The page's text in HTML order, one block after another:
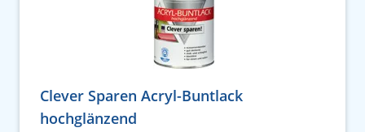
Clever Sparen Acryl-Buntlack
hochglänzend